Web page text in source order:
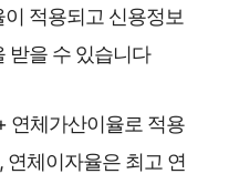
적용되고 신용정보
받을 수 있습니다
연체가산이율로 적용
연체이자율은 최고 연